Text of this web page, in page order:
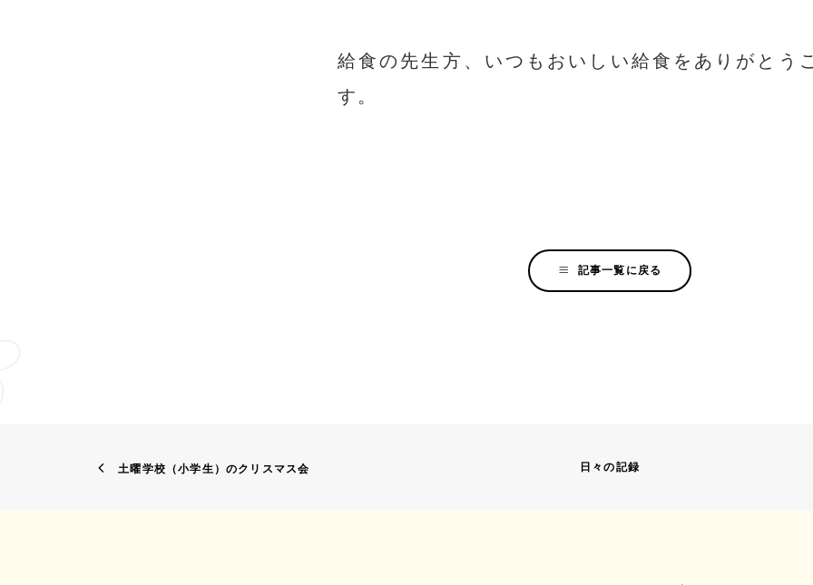
給食の先生方、いつもおいしい給食をありがとう
す。
記事一覧に戻る
土曜学校（小学生）のクリスマス会 日々の記録